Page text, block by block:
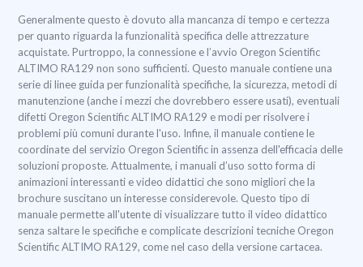
Generalmente questo è dovuto alla mancanza di tempo e certezza
per quanto riguarda la funzionalità specifica delle attrezzature
acquistate. Purtroppo, la connessione e l’avvio Oregon Scientific
ALTIMO RA129 non sono sufficienti. Questo manuale contiene una
serie di linee guida per funzionalità specifiche, la sicurezza, metodi di
manutenzione (anche i mezzi che dovrebbero essere usati), eventuali
difetti Oregon Scientific ALTIMO RA129 e modi per risolvere i
problemi più comuni durante l'uso. Infine, il manuale contiene le
coordinate del servizio Oregon Scientific in assenza dell'efficacia delle
soluzioni proposte. Attualmente, i manuali d’uso sotto forma di
animazioni interessanti e video didattici che sono migliori che la
brochure suscitano un interesse considerevole. Questo tipo di
manuale permette all'utente di visualizzare tutto il video didattico
senza saltare le specifiche e complicate descrizioni tecniche Oregon
Scientific ALTIMO RA129, come nel caso della versione cartacea.